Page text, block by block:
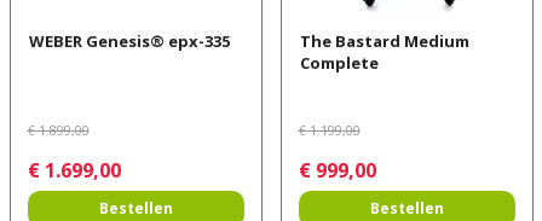
WEBER Genesis® epx-335
€ 1.899,00
€ 1.699,00
Bestellen
The Bastard Medium
Complete
€ 1.199,00
€ 999,00
Bestellen